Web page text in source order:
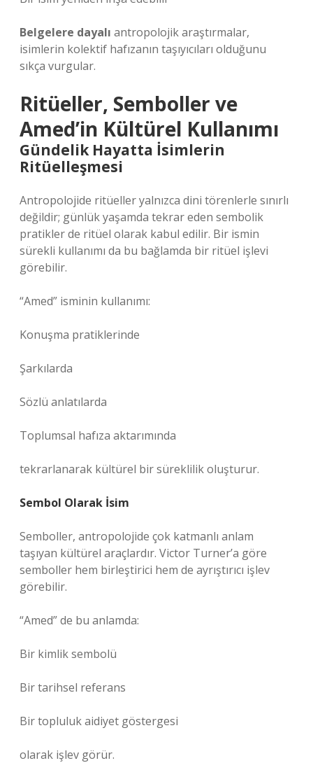
Belgelere dayalı antropolojik araştırmalar,
isimlerin kolektif hafızanın taşıyıcıları olduğunu
sıkça vurgular.
Ritüeller, Semboller ve
Amed’in Kültürel Kullanımı
Gündelik Hayatta İsimlerin
Ritüelleşmesi
Antropolojide ritüeller yalnızca dini törenlerle sınırlı
değildir; günlük yaşamda tekrar eden sembolik
pratikler de ritüel olarak kabul edilir. Bir ismin
sürekli kullanımı da bu bağlamda bir ritüel işlevi
görebilir.
“Amed” isminin kullanımı:
Konuşma pratiklerinde
Şarkılarda
Sözlü anlatılarda
Toplumsal hafıza aktarımında
tekrarlanarak kültürel bir süreklilik oluşturur.
Sembol Olarak İsim
Semboller, antropolojide çok katmanlı anlam
taşıyan kültürel araçlardır. Victor Turner’a göre
semboller hem birleştirici hem de ayrıştırıcı işlev
görebilir.
“Amed” de bu anlamda:
Bir kimlik sembolü
Bir tarihsel referans
Bir topluluk aidiyet göstergesi
olarak işlev görür.